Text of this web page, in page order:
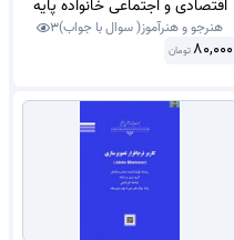
اقتصادی و اجتماعی خانواده پایه
دوازدهم مدیریت و برنامه ریزی امور
طرح کسب و کار خانواده سال 1400
با جواب.
هنرجو و هنرآموز( سوال با جواب)3
80,000تومان